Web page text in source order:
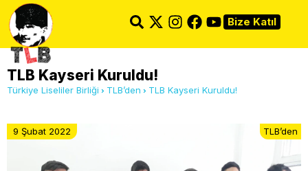
Bize Katıl
TLB Kayseri Kuruldu!
Türkiye Liseliler Birliği TLB’den TLB Kayseri Kuruldu!
9 Şubat 2022 TLB’den